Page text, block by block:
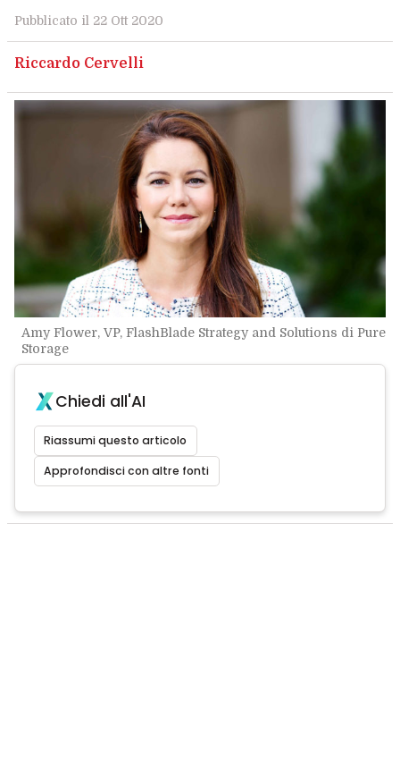
Pubblicato il 22 Ott 2020
Riccardo Cervelli
Amy Flower, VP, FlashBlade Strategy and Solutions di Pure
Storage
Chiedi all'AI
Riassumi questo articolo
Approfondisci con altre fonti